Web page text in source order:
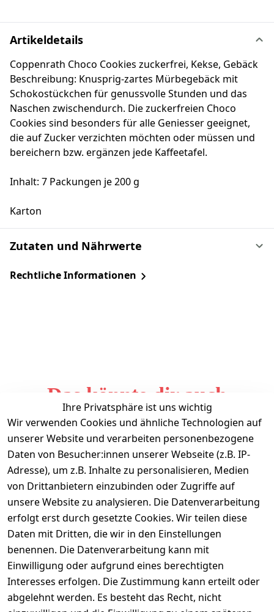
Artikeldetails
Coppenrath Choco Cookies zuckerfrei, Kekse, Gebäck
Beschreibung: Knusprig-zartes Mürbegebäck mit
Schokostückchen für genussvolle Stunden und das
Naschen zwischendurch. Die zuckerfreien Choco
Cookies sind besonders für alle Geniesser geeignet,
die auf Zucker verzichten möchten oder müssen und
bereichern bzw. ergänzen jede Kaffeetafel.
Inhalt: 7 Packungen je 200 g
Karton
Zutaten und Nährwerte
Rechtliche Informationen
Das könnte dir auch
gefallen
Ihre Privatsphäre ist uns wichtig
Wir verwenden Cookies und ähnliche Technologien auf
unserer Website und verarbeiten personenbezogene
Daten von Besucher:innen unserer Webseite (z.B. IP-
Adresse), um z.B. Inhalte zu personalisieren, Medien
von Drittanbietern einzubinden oder Zugriffe auf
unsere Website zu analysieren. Die Datenverarbeitung
erfolgt erst durch gesetzte Cookies. Wir teilen diese
Daten mit Dritten, die wir in den Einstellungen
benennen. Die Datenverarbeitung kann mit
Einwilligung oder aufgrund eines berechtigten
Interesses erfolgen. Die Zustimmung kann erteilt oder
abgelehnt werden. Es besteht das Recht, nicht
Informationen
Mein Konto